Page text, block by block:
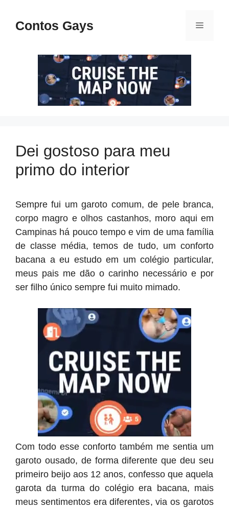
paraContos Gays Menu
Dei gostoso para meu
primo do interior
Sempre fui um garoto comum, de pele branca,
corpo magro e olhos castanhos, moro aqui em
Campinas há pouco tempo e vim de uma família
de classe média, temos de tudo, um conforto
bacana a eu estudo em um colégio particular,
meus pais me dão o carinho necessário e por
ser filho único sempre fui muito mimado.
Com todo esse conforto também me sentia um
garoto ousado, de forma diferente que deu seu
primeiro beijo aos 12 anos, confesso que aquela
garota da turma do colégio era bacana, mais
meus sentimentos era diferentes, via os garotos